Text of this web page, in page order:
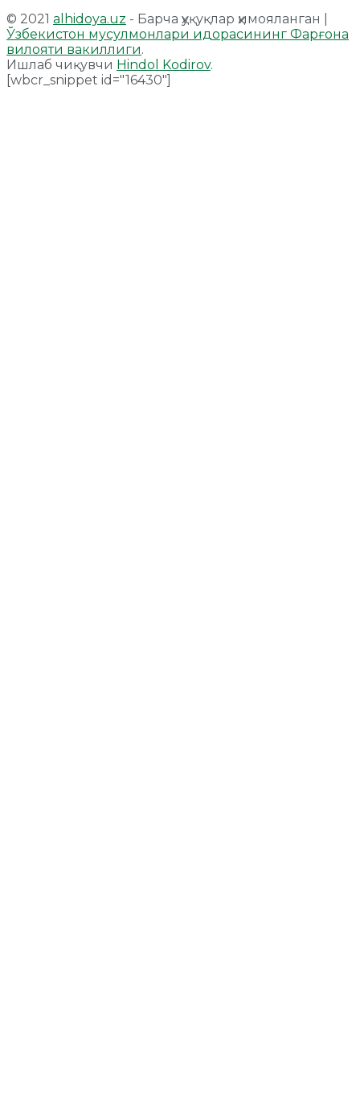
© 2021 alhidoya.uz - Барча ҳуқуқлар ҳимояланган |
Ўзбекистон мусулмонлари идорасининг Фарғона
вилояти вакиллиги.
Ишлаб чиқувчи Hindol Kodirov.
[wbcr_snippet id="16430"]